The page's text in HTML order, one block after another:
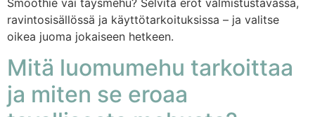
ravintosisällössä ja käyttötarkoituksissa – ja valitse
oikea juoma jokaiseen hetkeen.
Mitä luomumehu tarkoittaa
ja miten se eroaa